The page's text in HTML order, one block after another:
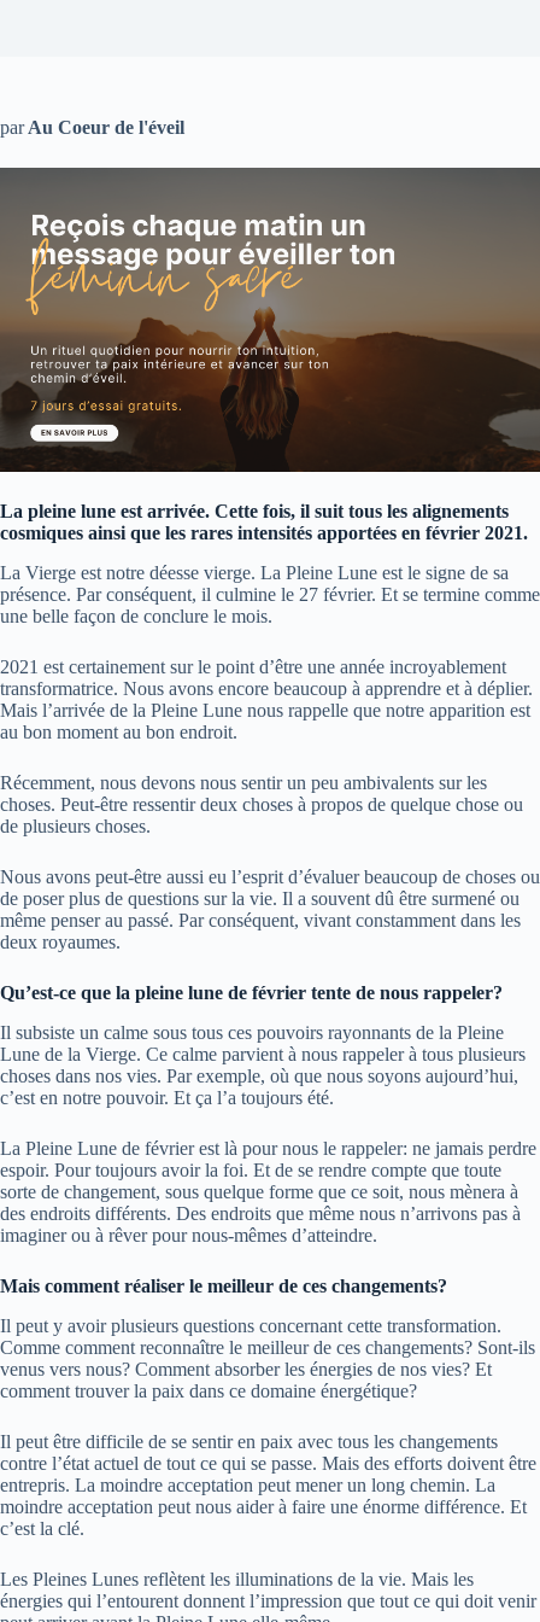
parAu Coeur de l'éveil
La pleine lune est arrivée. Cette fois, il suit tous les alignements
cosmiques ainsi que les rares intensités apportées en février 2021.
La Vierge est notre déesse vierge. La Pleine Lune est le signe de sa
présence. Par conséquent, il culmine le 27 février. Et se termine comme
une belle façon de conclure le mois.
2021 est certainement sur le point d’être une année incroyablement
transformatrice. Nous avons encore beaucoup à apprendre et à déplier.
Mais l’arrivée de la Pleine Lune nous rappelle que notre apparition est
au bon moment au bon endroit.
Récemment, nous devons nous sentir un peu ambivalents sur les
choses. Peut-être ressentir deux choses à propos de quelque chose ou
de plusieurs choses.
Nous avons peut-être aussi eu l’esprit d’évaluer beaucoup de choses ou
de poser plus de questions sur la vie. Il a souvent dû être surmené ou
même penser au passé. Par conséquent, vivant constamment dans les
deux royaumes.
Qu’est-ce que la pleine lune de février tente de nous rappeler?
Il subsiste un calme sous tous ces pouvoirs rayonnants de la Pleine
Lune de la Vierge. Ce calme parvient à nous rappeler à tous plusieurs
choses dans nos vies. Par exemple, où que nous soyons aujourd’hui,
c’est en notre pouvoir. Et ça l’a toujours été.
La Pleine Lune de février est là pour nous le rappeler: ne jamais perdre
espoir. Pour toujours avoir la foi. Et de se rendre compte que toute
sorte de changement, sous quelque forme que ce soit, nous mènera à
des endroits différents. Des endroits que même nous n’arrivons pas à
imaginer ou à rêver pour nous-mêmes d’atteindre.
Mais comment réaliser le meilleur de ces changements?
Il peut y avoir plusieurs questions concernant cette transformation.
Comme comment reconnaître le meilleur de ces changements? Sont-ils
venus vers nous? Comment absorber les énergies de nos vies? Et
comment trouver la paix dans ce domaine énergétique?
Il peut être difficile de se sentir en paix avec tous les changements
contre l’état actuel de tout ce qui se passe. Mais des efforts doivent être
entrepris. La moindre acceptation peut mener un long chemin. La
moindre acceptation peut nous aider à faire une énorme différence. Et
c’est la clé.
Les Pleines Lunes reflètent les illuminations de la vie. Mais les
énergies qui l’entourent donnent l’impression que tout ce qui doit venir